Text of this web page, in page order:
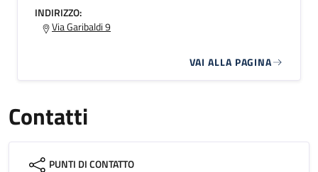
INDIRIZZO:
Via Garibaldi 9
VAI ALLA PAGINA
Contatti
PUNTI DI CONTATTO